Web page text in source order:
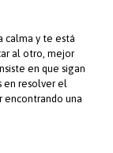
calma y te está
al otro, mejor
en que sigan
en resolver el
encontrando una